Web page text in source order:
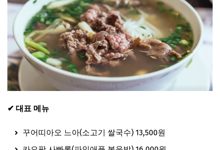
✔ 대표 메뉴
꾸어띠아오 느아(소고기 쌀국수) 13,500원